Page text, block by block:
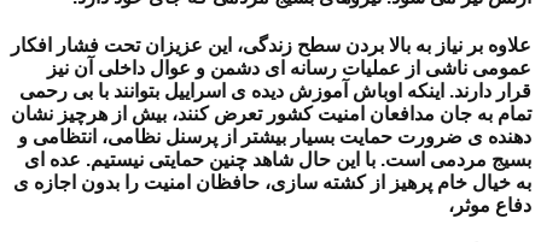
علاوه بر نیاز به بالا بردن سطح زندگی، این عزیزان تحت فشار افکار
عمومی ناشی از عملیات رسانه ای دشمن و عوال داخلی آن نیز
قرار دارند. اینکه اوباش آموزش دیده ی اسراییل بتوانند با بی رحمی
تمام به جان مدافعان امنیت کشور تعرض کنند، بیش از هرچیز نشان
دهنده ی ضرورت حمایت بسیار بیشتر از پرسنل نظامی، انتظامی و
بسیج مردمی است. با این حال شاهد چنین حمایتی نیستیم. عده ای
به خیال خام پرهیز از کشته سازی، حافظان امنیت را بدون اجازه ی
دفاع موثر،